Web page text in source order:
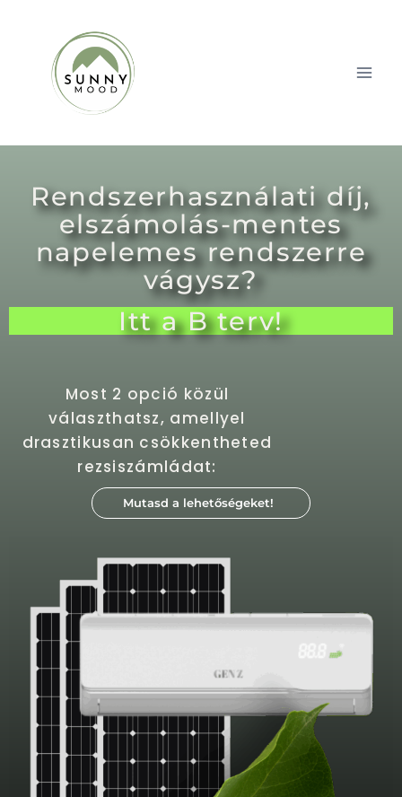
Rendszerhasználati díj,
elszámolás-mentes
napelemes rendszerre
vágysz?
Itt a B terv!
Most 2 opció közül
választhatsz, amellyel
drasztikusan csökkentheted
rezsiszámládat:
Mutasd a lehetőségeket!